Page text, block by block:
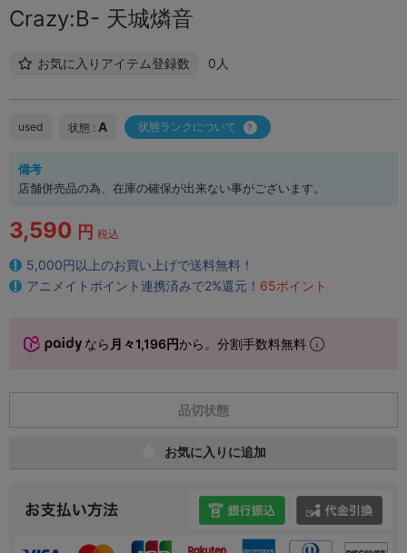
Crazy:B- 天城燐音
お気に入りアイテム登録数 0人
used 状態 : A 状態ランクについて
備考
店舗併売品の為、在庫の確保が出来ない事がございます。
3,590 円 税込
5,000円以上のお買い上げで送料無料！
アニメイトポイント連携済みで2%還元！ 65ポイント
なら 月々1,196円から。分割手数料無料
品切状態
お気に入りに追加